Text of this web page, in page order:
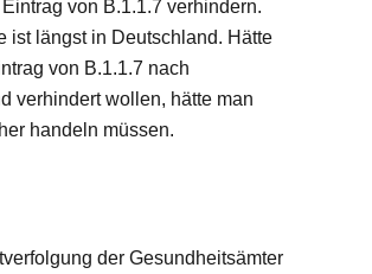
von B.1.1.7 verhindern.
ist längst in Deutschland. Hätte
von B.1.1.7 nach
verhindert wollen, hätte man
handeln müssen.
der Gesundheitsämter